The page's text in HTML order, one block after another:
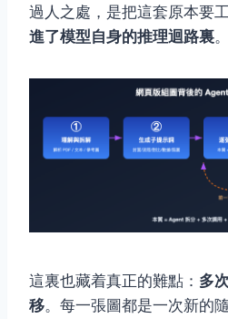
過人之處，是把這套原本要
進了模型自身的推理迴路裏。
這裏也藏着真正的難點： 多
移。每一張圖都是一次新的